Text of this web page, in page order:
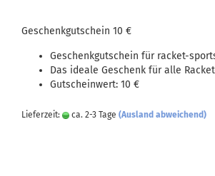
Geschenkgutschein 10 €
Geschenkgutschein für racket-
Das ideale Geschenk für alle
Gutscheinwert: 10 €
Lieferzeit: ca. 2-3 Tage (Ausland abweichend)